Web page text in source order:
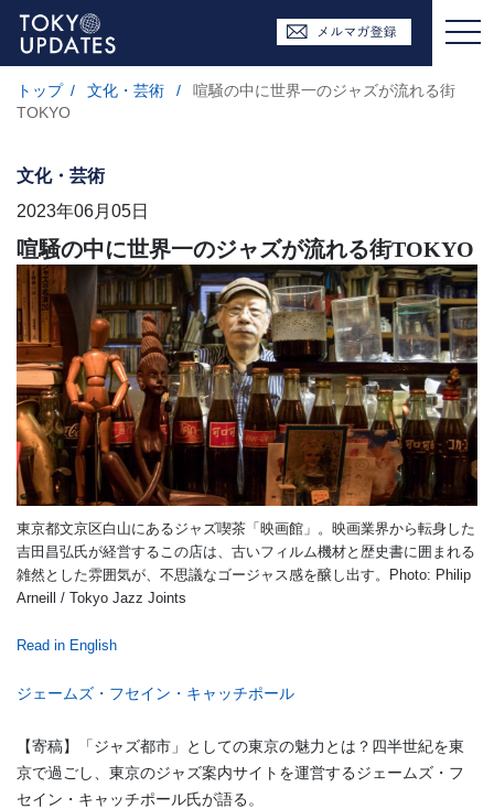
トップ / 文化・芸術 /
喧騒の中に世界一のジャズが流れる街
TOKYO
文化・芸術
2023年06月05日
喧騒の中に世界一のジャズが流れる街TOKYO
東京都文京区白山にあるジャズ喫茶「映画館」。映画業界から転身した
吉田昌弘氏が経営するこの店は、古いフィルム機材と歴史書に囲まれる
雑然とした雰囲気が、不思議なゴージャス感を醸し出す。Photo: Philip
Arneill / Tokyo Jazz Joints
Read in English
ジェームズ・フセイン・キャッチポール
【寄稿】「ジャズ都市」としての東京の魅力とは？四半世紀を東
京で過ごし、東京のジャズ案内サイトを運営するジェームズ・フ
セイン・キャッチポール氏が語る。